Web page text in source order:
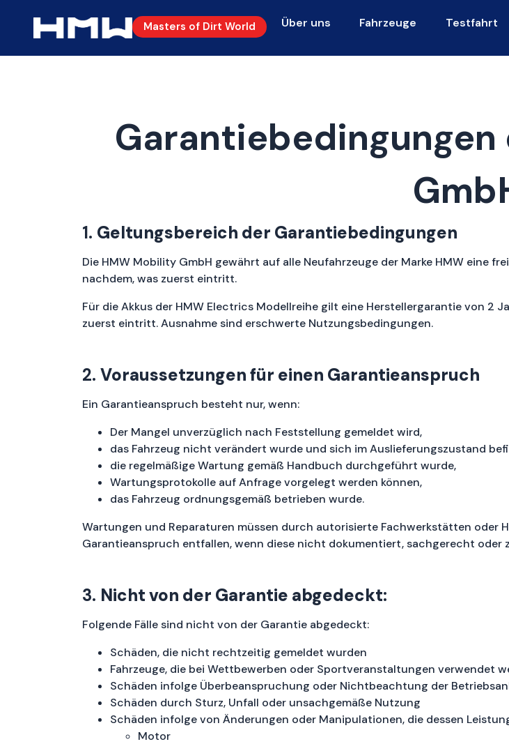
Masters of Dirt World Über uns Fahrzeuge Testfahrt
1. Geltungsbereich der Garantiebedingungen
Die HMW Mobility GmbH gewährt auf alle Neufahrzeuge der Marke HMW eine
nachdem, was zuerst eintritt.
Für die Akkus der HMW Electrics Modellreihe gilt eine Herstellergarantie von 2
zuerst eintritt. Ausnahme sind erschwerte Nutzungsbedingungen.
2. Voraussetzungen für einen Garantieanspruch
Ein Garantieanspruch besteht nur, wenn:
Der Mangel unverzüglich nach Feststellung gemeldet wird,
das Fahrzeug nicht verändert wurde und sich im Auslieferungszustand
die regelmäßige Wartung gemäß Handbuch durchgeführt wurde,
Wartungsprotokolle auf Anfrage vorgelegt werden können,
das Fahrzeug ordnungsgemäß betrieben wurde.
Wartungen und Reparaturen müssen durch autorisierte Fachwerkstätten oder
Garantieanspruch entfallen, wenn diese nicht dokumentiert, sachgerecht oder
3. Nicht von der Garantie abgedeckt:
Folgende Fälle sind nicht von der Garantie abgedeckt:
Schäden, die nicht rechtzeitig gemeldet wurden
Fahrzeuge, die bei Wettbewerben oder Sportveranstaltungen verwendet
Schäden infolge Überbeanspruchung oder Nichtbeachtung der
Schäden durch Sturz, Unfall oder unsachgemäße Nutzung
Schäden infolge von Änderungen oder Manipulationen, die dessen
Motor